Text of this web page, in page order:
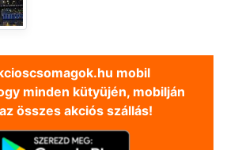
mobil
minden kütyüjén, mobilján
összes akciós szállás!